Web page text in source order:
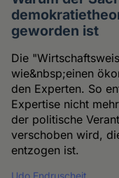
geworden ist
Die
wie&nbsp;einen
den Experten. So
Expertise nicht
der politische
verschoben wird,
entzogen ist.
Udo Endruscheit